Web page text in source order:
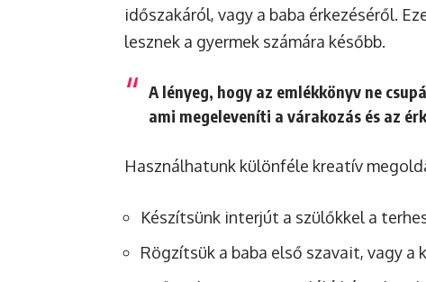
időszakáról, vagy a baba érkezéséről.
lesznek a gyermek számára később.
A lényeg, hogy az emlékkönyv ne
ami megeleveníti a várakozás és az
Használhatunk különféle kreatív
Készítsünk interjút a szülőkkel a
Rögzítsük a baba első szavait, vagy